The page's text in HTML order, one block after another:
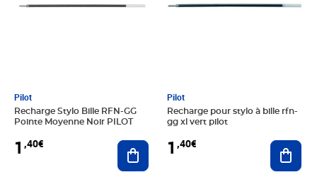
Pilot
Recharge Stylo Bille RFN-GG
Pointe Moyenne Noir PILOT
1 ,40€ Ajouter au panier
Pilot
Recharge pour stylo à bille rfn-
gg xl vert pilot
1 ,40€